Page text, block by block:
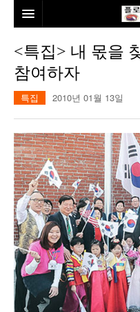
본사소개
뉴스
미국
발행인칼럼
김명열칼럼
이명덕칼럼
김선옥칼럼
김원동칼럼
건강
본보특집
100인선/독자광장
100인선
독자광장
여행
인근여행지
놀이공원
인터뷰/탐방
<특집> 내 몫을
참여하자
특집 2010년 01월 13일